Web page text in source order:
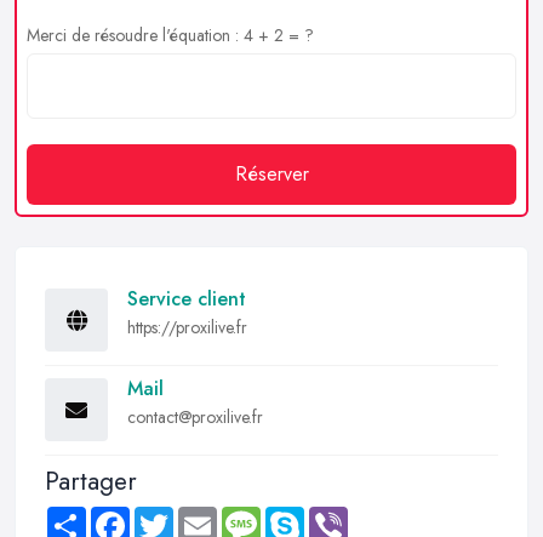
Merci de résoudre l'équation : 4 + 2 = ?
Réserver
Service client
https://proxilive.fr
Mail
contact@proxilive.fr
Partager
Share FacebookTwitter Email MessageSkype